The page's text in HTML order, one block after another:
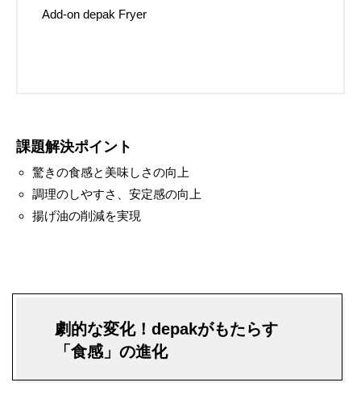
Add-on depak Fryer
課題解決ポイント
驚きの食感と美味しさの向上
調理のしやすさ、安定感の向上
揚げ油の削減を実現
劇的な変化！depakがもたらす
「食感」の進化